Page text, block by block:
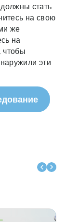
стать
на свою
же
на
чтобы
эти